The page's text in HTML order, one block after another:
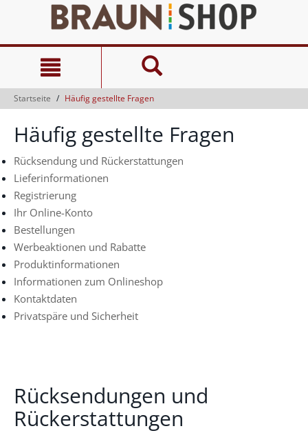
springen
Navigationsmenü
springen
Startseite Häufig gestellte Fragen
Häufig gestellte Fragen
Rücksendung und Rückerstattungen
Lieferinformationen
Registrierung
Ihr Online-Konto
Bestellungen
Werbeaktionen und Rabatte
Produktinformationen
Informationen zum Onlineshop
Kontaktdaten
Privatspäre und Sicherheit
Rücksendungen und
Rückerstattungen